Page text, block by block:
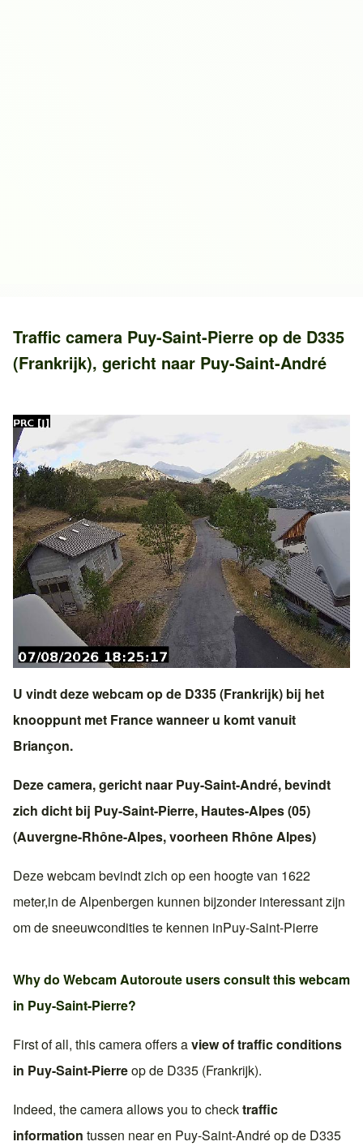
Traffic camera Puy-Saint-Pierre op de D335
(Frankrijk), gericht naar Puy-Saint-André
U vindt deze webcam op de D335 (Frankrijk) bij het
knooppunt met Francewanneer u komt vanuit
Briançon.
Deze camera, gericht naar Puy-Saint-André, bevindt
zich dicht bij Puy-Saint-Pierre, Hautes-Alpes (05)
(Auvergne-Rhône-Alpes, voorheen Rhône Alpes)
Deze webcam bevindt zich op een hoogte van 1622
meter,in de Alpenbergen kunnen bijzonder interessant zijn
om de sneeuwcondities te kennen inPuy-Saint-Pierre
Why do Webcam Autoroute users consult this webcam
in Puy-Saint-Pierre?
First of all, this camera offers aview of traffic conditions
in Puy-Saint-Pierreop de D335 (Frankrijk).
Indeed, the camera allows you to checktraffic
information tussen near en Puy-Saint-Andréop de D335